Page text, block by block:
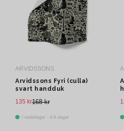
ARVIDSSONS
Arvidssons Fyri (culla)
svart handduk
168 kr
135 kr
I webblager - 4-8 dagar